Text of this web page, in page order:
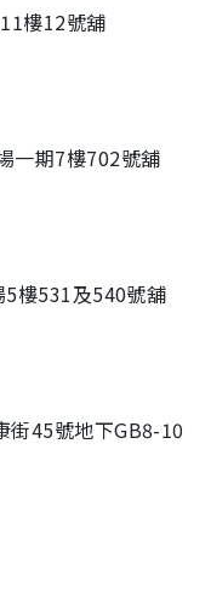
樓12號舖
一期7樓702號舖
樓531及540號舖
街45號地下GB8-10